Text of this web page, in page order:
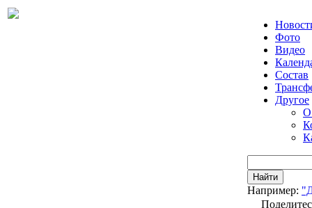
Фото
Видео
Состав
Другое
О
Найти
Например: